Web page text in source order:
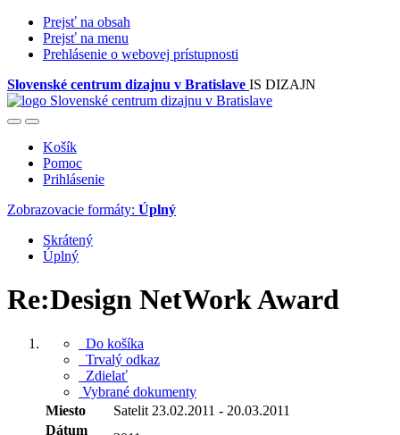
Prejsť na obsah
Prejsť na menu
Prehlásenie o webovej prístupnosti
Slovenské centrum dizajnu v Bratislave IS DIZAJN
Košík
Pomoc
Prihlásenie
Zobrazovacie formáty: Úplný
Skrátený
Úplný
Re:Design NetWork Award
Do košíka
Trvalý odkaz
Zdielať
Vybrané dokumenty
Miesto
Satelit 23.02.2011 - 20.03.2011
Dátum